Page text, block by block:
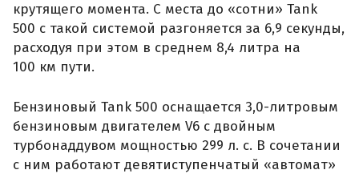
крутящего момента. С места до «сотни» Tank
500 с такой системой разгоняется за 6,9 секунды,
расходуя при этом в среднем 8,4 литра на
100 км пути.
Бензиновый Tank 500 оснащается 3,0-литровым
бензиновым двигателем V6 с двойным
турбонаддувом мощностью 299 л. с. В сочетании
с ним работают девятиступенчатый «автомат»